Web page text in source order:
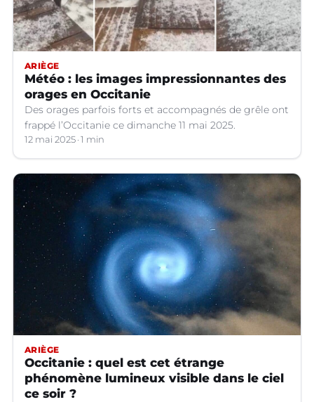
ARIÈGE
Météo : les images impressionnantes des
orages en Occitanie
Des orages parfois forts et accompagnés de grêle ont
frappé l’Occitanie ce dimanche 11 mai 2025.
12 mai 2025 1 min
ARIÈGE
Occitanie : quel est cet étrange
phénomène lumineux visible dans le ciel
ce soir ?